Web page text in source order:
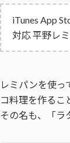
iTunes App
対応 平野レ
レミパンを使っ
コ料理を作るこ
その名も、「ラ